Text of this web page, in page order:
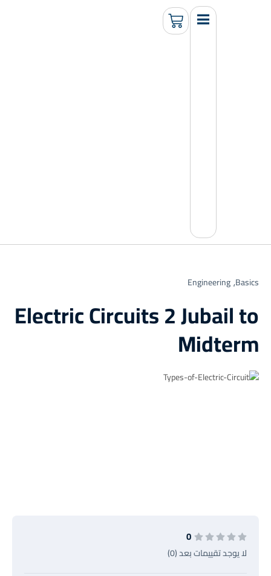
Basics⸲
Engineering
Electric Circuits 2 Jubail to
Midterm
0
لا يوجد تقييمات بعد (0)